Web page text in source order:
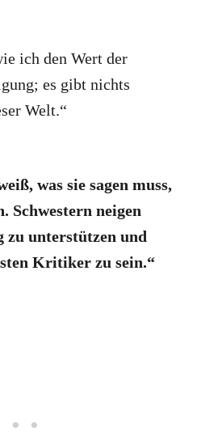
ich den Wert der
es gibt nichts
Welt.“
was sie sagen muss,
Schwestern neigen
zu unterstützen und
Kritiker zu sein.“